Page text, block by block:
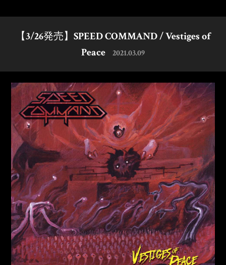
【3/26発売】SPEED COMMAND / Vestiges of
Peace
2021.03.09